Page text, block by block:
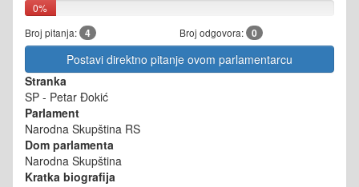
0%
Broj pitanja: 4 Broj odgovora: 0
Postavi direktno pitanje ovom parlamentarcu
Stranka
SP - Petar Đokić
Parlament
Narodna Skupština RS
Dom parlamenta
Narodna Skupština
Kratka biografija